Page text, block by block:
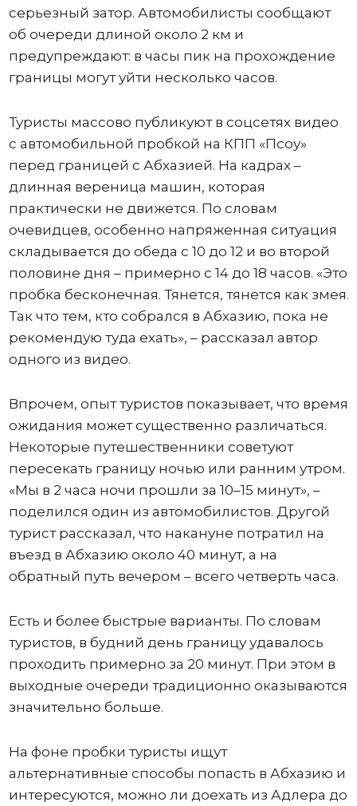
серьезный затор. Автомобилисты сообщают
об очереди длиной около 2 км и
предупреждают: в часы пик на прохождение
границы могут уйти несколько часов.
Туристы массово публикуют в соцсетях видео
с автомобильной пробкой на КПП «Псоу»
перед границей с Абхазией. На кадрах –
длинная вереница машин, которая
практически не движется. По словам
очевидцев, особенно напряженная ситуация
складывается до обеда с 10 до 12 и во второй
половине дня – примерно с 14 до 18 часов. «Это
пробка бесконечная. Тянется, тянется как змея.
Так что тем, кто собрался в Абхазию, пока не
рекомендую туда ехать», – рассказал автор
одного из видео.
Впрочем, опыт туристов показывает, что время
ожидания может существенно различаться.
Некоторые путешественники советуют
пересекать границу ночью или ранним утром.
«Мы в 2 часа ночи прошли за 10–15 минут», –
поделился один из автомобилистов. Другой
турист рассказал, что накануне потратил на
въезд в Абхазию около 40 минут, а на
обратный путь вечером – всего четверть часа.
Есть и более быстрые варианты. По словам
туристов, в будний день границу удавалось
проходить примерно за 20 минут. При этом в
выходные очереди традиционно оказываются
значительно больше.
На фоне пробки туристы ищут
альтернативные способы попасть в Абхазию и
интересуются, можно ли доехать из Адлера до